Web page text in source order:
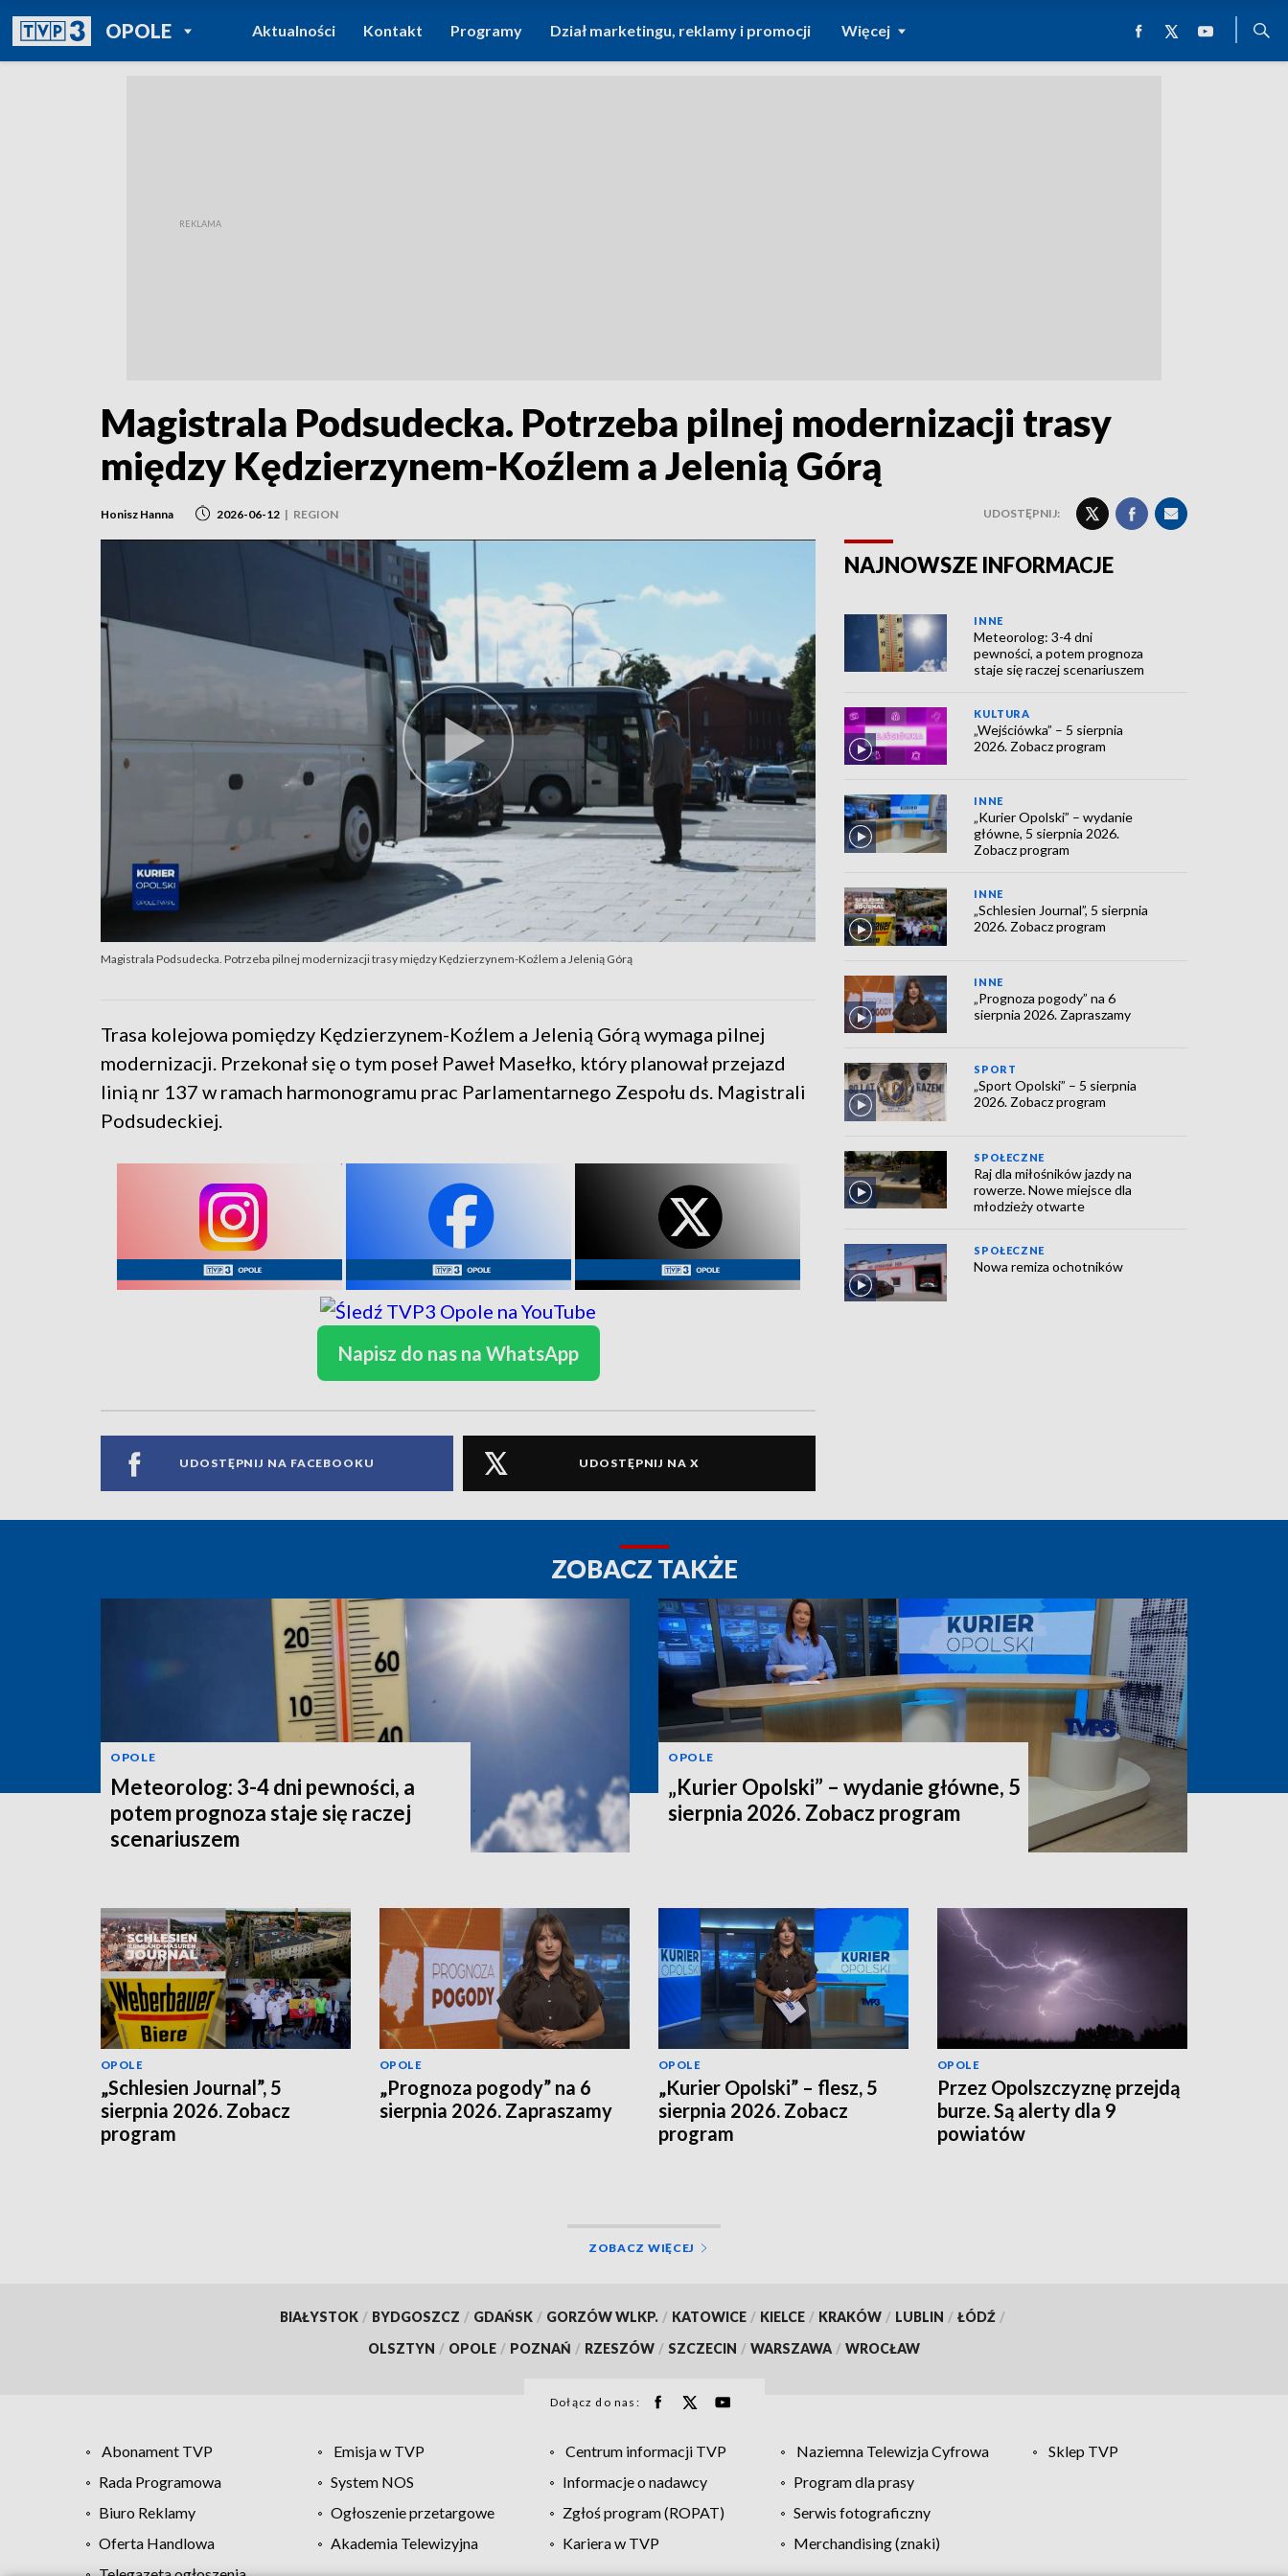
OPOLEPOWRÓT DO
TVP REGIONY
Aktualności Kontakt Programy Dział marketingu, reklamy i promocji Więcej
Magistrala Podsudecka. Potrzeba pilnej modernizacji trasy
między Kędzierzynem-Koźlem a Jelenią Górą
Honisz Hanna 2026-06-12 | REGION UDOSTĘPNIJ:
Magistrala Podsudecka. Potrzeba pilnej modernizacji trasy między Kędzierzynem-Koźlem a Jelenią Górą
Trasa kolejowa pomiędzy Kędzierzynem-Koźlem a Jelenią Górą wymaga pilnej
modernizacji. Przekonał się o tym poseł Paweł Masełko, który planował przejazd
linią nr 137 w ramach harmonogramu prac Parlamentarnego Zespołu ds. Magistrali
Podsudeckiej.
Napisz do nas na WhatsApp
UDOSTĘPNIJ NA FACEBOOKU UDOSTĘPNIJ NA X
NAJNOWSZE INFORMACJE
INNE
Meteorolog: 3-4 dni
pewności, a potem prognoza
staje się raczej scenariuszem
KULTURA
„Wejściówka” – 5 sierpnia
2026. Zobacz program
INNE
„Kurier Opolski” – wydanie
główne, 5 sierpnia 2026.
Zobacz program
INNE
„Schlesien Journal”, 5 sierpnia
2026. Zobacz program
INNE
„Prognoza pogody” na 6
sierpnia 2026. Zapraszamy
SPORT
„Sport Opolski” – 5 sierpnia
2026. Zobacz program
SPOŁECZNE
Raj dla miłośników jazdy na
rowerze. Nowe miejsce dla
młodzieży otwarte
SPOŁECZNE
Nowa remiza ochotników
ZOBACZ TAKŻE
OPOLE
Meteorolog: 3-4 dni pewności, a
potem prognoza staje się raczej
scenariuszem
OPOLE
„Kurier Opolski” – wydanie główne, 5
sierpnia 2026. Zobacz program
OPOLE
„Schlesien Journal”, 5
sierpnia 2026. Zobacz
program
OPOLE
„Prognoza pogody” na 6
sierpnia 2026. Zapraszamy
OPOLE
„Kurier Opolski” – flesz, 5
sierpnia 2026. Zobacz
program
OPOLE
Przez Opolszczyznę przejdą
burze. Są alerty dla 9
powiatów
ZOBACZ WIĘCEJ
BIAŁYSTOK / BYDGOSZCZ / GDAŃSK / GORZÓW WLKP. / KATOWICE / KIELCE / KRAKÓW / LUBLIN / ŁÓDŹ /
OLSZTYN / OPOLE / POZNAŃ / RZESZÓW / SZCZECIN / WARSZAWA / WROCŁAW
Dołącz do nas:
Abonament TVP Emisja w TVP Centrum informacji TVP Naziemna Telewizja Cyfrowa
Sklep TVP
Rada Programowa
System NOS Informacje o nadawcy
Program dla prasy
Biuro Reklamy
Ogłoszenie przetargowe Zgłoś program (ROPAT)
Serwis fotograficzny
Oferta Handlowa
Akademia Telewizyjna Kariera w TVP
Merchandising (znaki)